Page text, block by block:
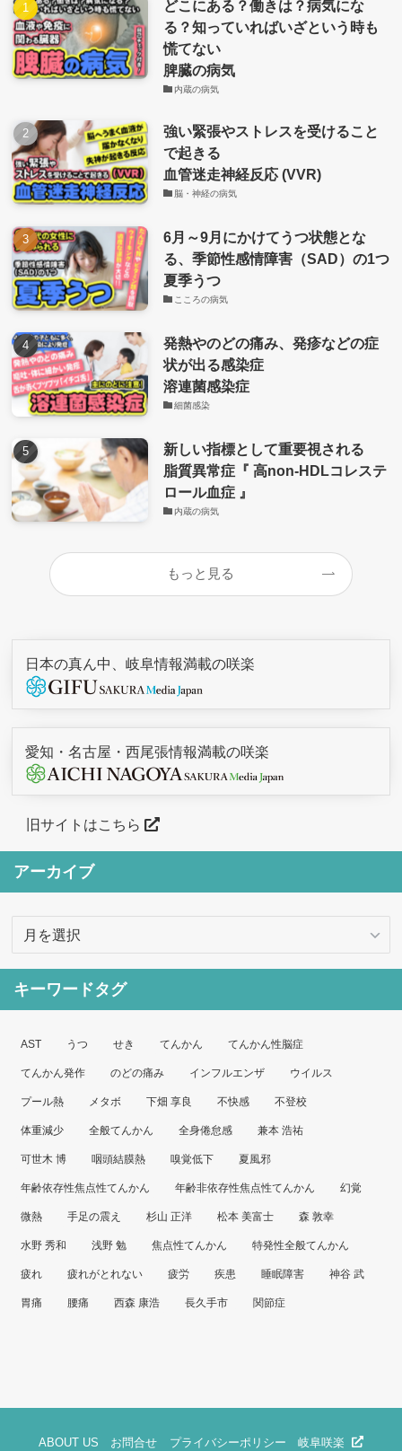
どこにある？働きは？病気にな
る？知っていればいざという時も
慌てない
脾臓の病気
内蔵の病気
強い緊張やストレスを受けること
で起きる
血管迷走神経反応 (VVR)
脳・神経の病気
6月～9月にかけてうつ状態とな
る、季節性感情障害（SAD）の1つ
夏季うつ
こころの病気
発熱やのどの痛み、発疹などの症
状が出る感染症
溶連菌感染症
細菌感染
新しい指標として重要視される
脂質異常症『 高non-HDLコレステ
ロール血症 』
内蔵の病気
もっと見る
日本の真ん中、岐阜情報満載の咲楽
愛知・名古屋・西尾張情報満載の咲楽
旧サイトはこちら
アーカイブ
カ
イ
キーワードタグ
AST うつ せき てんかん てんかん性脳症
てんかん発作 のどの痛み インフルエンザ ウイルス
プール熱 メタボ 下畑 享良 不快感 不登校
体重減少 全般てんかん 全身倦怠感 兼本 浩祐
可世木 博 咽頭結膜熱 嗅覚低下 夏風邪
年齢依存性焦点性てんかん 年齢非依存性焦点性てんかん 幻覚
微熱 手足の震え 杉山 正洋 松本 美富士 森 敦幸
水野 秀和 浅野 勉 焦点性てんかん 特発性全般てんかん
疲れ 疲れがとれない 疲労 疾患 睡眠障害 神谷 武
胃痛 腰痛 西森 康浩 長久手市 関節症
ABOUT US お問合せ プライバシーポリシー 岐阜咲楽